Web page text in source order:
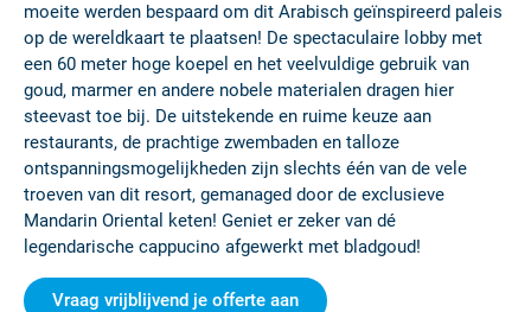
moeite werden bespaard om dit Arabisch geïnspireerd paleis
op de wereldkaart te plaatsen! De spectaculaire lobby met
een 60 meter hoge koepel en het veelvuldige gebruik van
goud, marmer en andere nobele materialen dragen hier
steevast toe bij. De uitstekende en ruime keuze aan
restaurants, de prachtige zwembaden en talloze
ontspanningsmogelijkheden zijn slechts één van de vele
troeven van dit resort, gemanaged door de exclusieve
Mandarin Oriental keten! Geniet er zeker van dé
legendarische cappucino afgewerkt met bladgoud!
Vraag vrijblijvend je offerte aan